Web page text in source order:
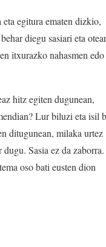
egitura ematen dizkio,
diegu sasiari eta
itxurazko nahasmen edo
hitz egiten dugunean,
Lur biluzi eta isil
ditugunean, milaka urtez
Sasia ez da zaborra.
oso bati eusten dion